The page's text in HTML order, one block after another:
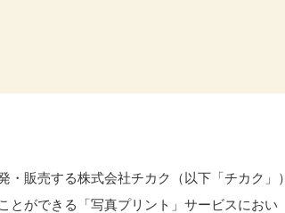
販売する株式会社チカク（以下「チカク」）
とができる「写真プリント」サービスにおい